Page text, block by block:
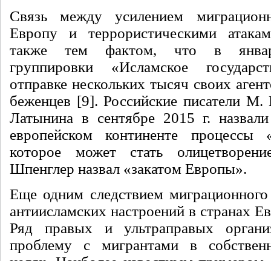
Связь между усилением
Европу и террористическими
также тем фактом, что в
группировки «Исламское
отправке нескольких тысяч своих
беженцев [9]. Российские писатели
Латынина в сентябре 2015 г.
европейском континенте процессы
которое может стать
Шпенглер назвал «закатом Европы».
Еще одним следствием миграционного
антиисламских настроений в странах
Ряд правых и ультраправых
проблему с мигрантами в